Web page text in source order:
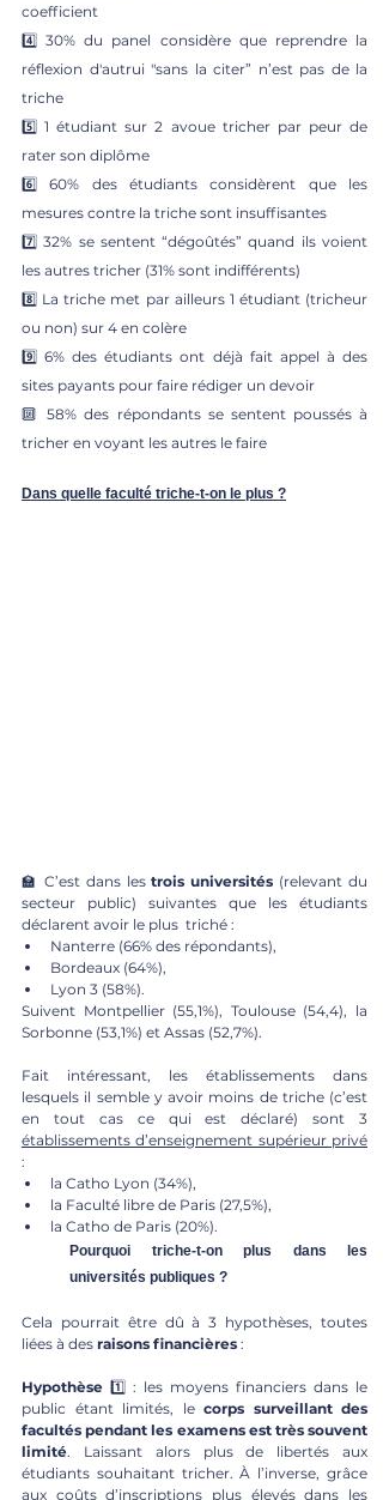
coefficient
4️⃣ 30% du panel considère que reprendre la
réflexion d'autrui "sans la citer” n’est pas de la
triche
5️⃣ 1 étudiant sur 2 avoue tricher par peur de
rater son diplôme
6️⃣ 60% des étudiants considèrent que les
mesures contre la triche sont insuffisantes
7️⃣ 32% se sentent “dégoûtés” quand ils voient
les autres tricher (31% sont indifférents)
8️⃣ La triche met par ailleurs 1 étudiant (tricheur
ou non) sur 4 en colère
9️⃣ 6% des étudiants ont déjà fait appel à des
sites payants pour faire rédiger un devoir
🔟 58% des répondants se sentent poussés à
tricher en voyant les autres le faire
Dans quelle faculté triche-t-on le plus ?
🏫 C’est dans les trois universités (relevant du
secteur public) suivantes que les étudiants
déclarent avoir le plus  triché :
Nanterre (66% des répondants),
Bordeaux (64%),
Lyon 3 (58%).
Suivent Montpellier (55,1%), Toulouse (54,4), la
Sorbonne (53,1%) et Assas (52,7%).
Fait intéressant, les établissements dans
lesquels il semble y avoir moins de triche (c’est
établissements d’enseignement supérieur privé
:
la Catho Lyon (34%),
la Faculté libre de Paris (27,5%),
la Catho de Paris (20%).
Pourquoi triche-t-on plus dans les
universités publiques ?
Cela pourrait être dû à 3 hypothèses, toutes
liées à des raisons financières :
Hypothèse 1️⃣ : les moyens financiers dans le
public étant limités, le corps surveillant des
facultés pendant les examens est très souvent
limité. Laissant alors plus de libertés aux
étudiants souhaitant tricher. À l’inverse, grâce
aux coûts d’inscriptions plus élevés dans les